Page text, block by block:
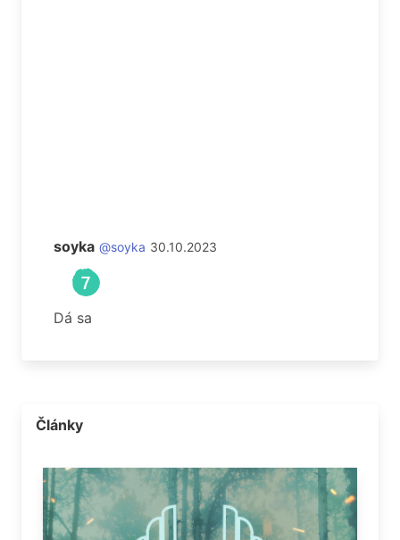
soyka @soyka 30.10.2023
Dá sa
Články